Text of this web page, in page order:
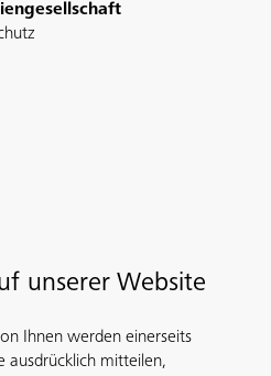
unserer Website
Ihnen werden einerseits
ausdrücklich mitteilen,